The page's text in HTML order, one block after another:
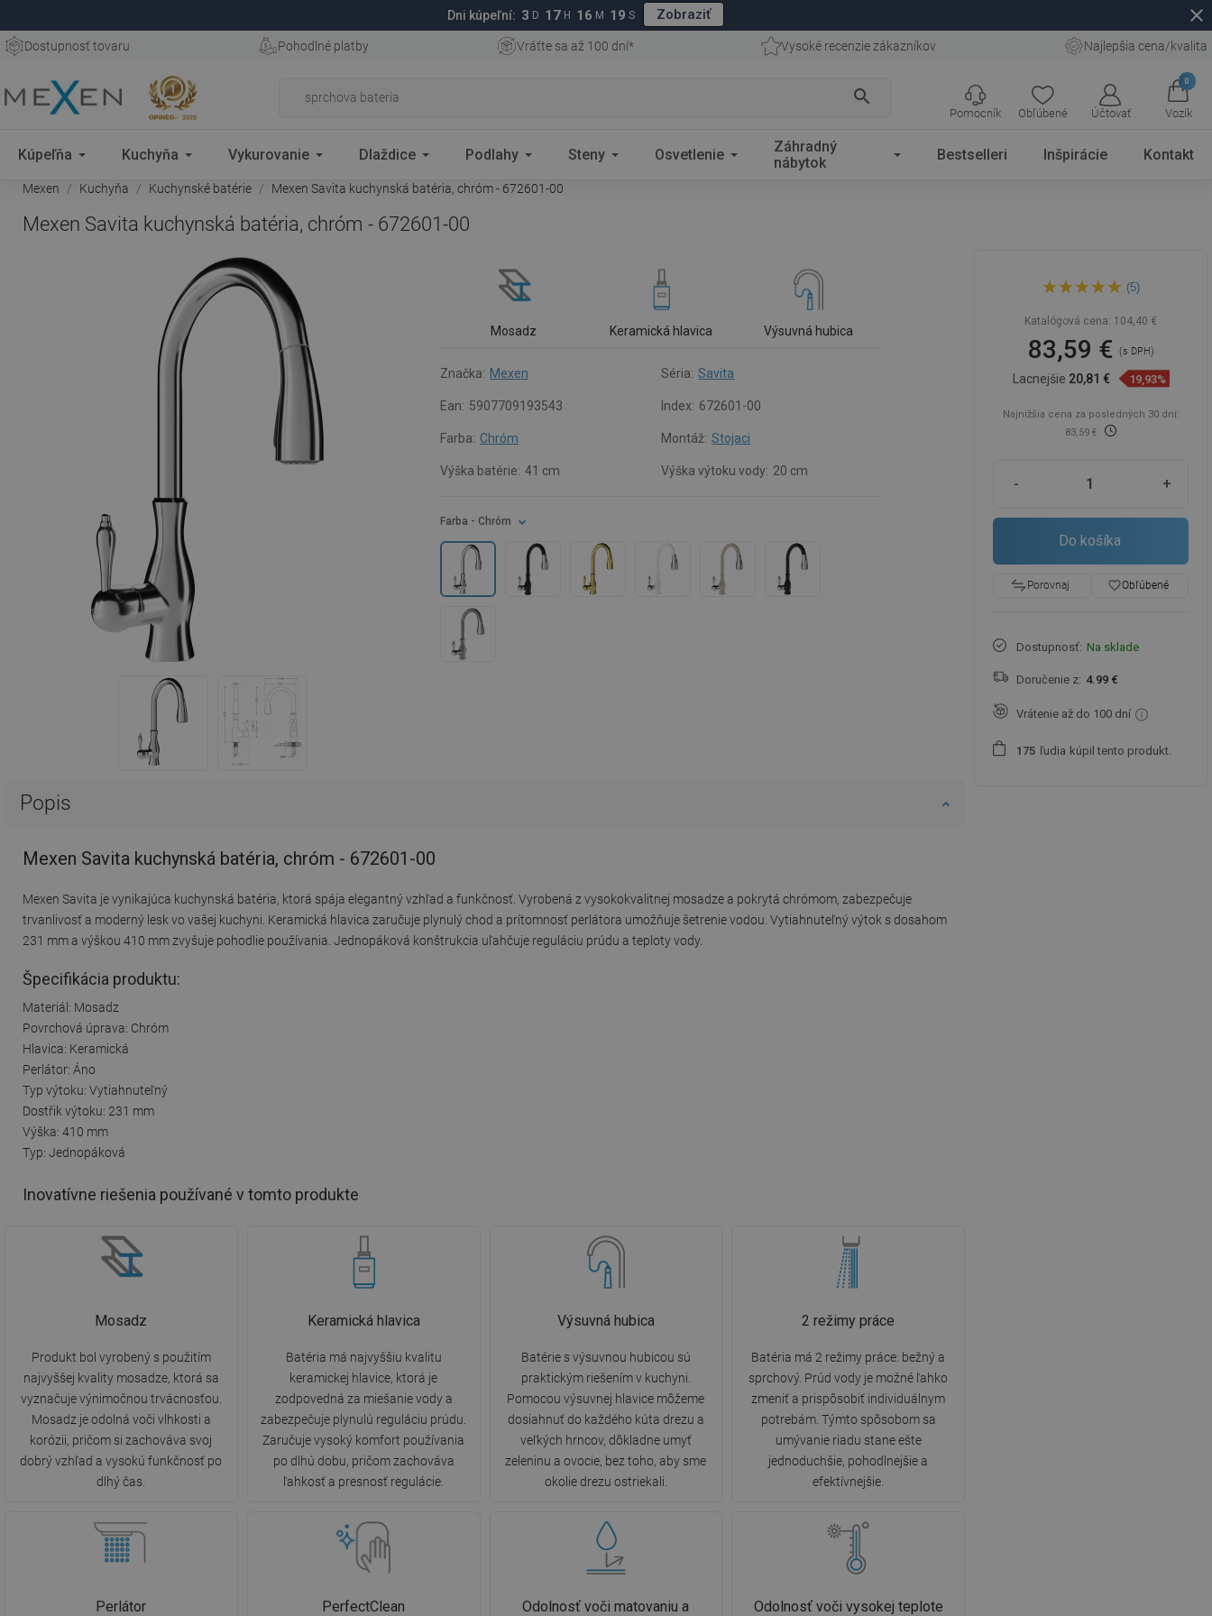
Dni kúpeľní: 3 D 17 H 16 M 18 S Zobraziť close
Dostupnosť tovaru Pohodlné platby Vráťte sa až 100 dní* Vysoké recenzie zákazníkov Najlepšia cena/kvalita
search
Obľúbené Účtovať
0
Vozík
Pomocník
Kúpeľňa Kuchyňa Vykurovanie Dlaždice Podlahy Steny Osvetlenie
Záhradný
nábytok
Bestselleri Inšpirácie Kontakt
Mexen Kuchyňa Kuchynské batérie Mexen Savita kuchynská batéria, chróm - 672601-00
Mexen Savita kuchynská batéria, chróm - 672601-00
Mosadz Keramická hlavica Výsuvná hubica
Značka: Mexen Séria: Savita
Ean: 5907709193543 Index: 672601-00
Farba: Chróm Montáž: Stojaci
Výška batérie: 41 cm Výška výtoku vody: 20 cm
Farba - Chróm
Popis
Mexen Savita kuchynská batéria, chróm - 672601-00
Mexen Savita je vynikajúca kuchynská batéria, ktorá spája elegantný vzhľad a funkčnosť. Vyrobená z vysokokvalitnej mosadze a pokrytá chrómom, zabezpečuje
trvanlivosť a moderný lesk vo vašej kuchyni. Keramická hlavica zaručuje plynulý chod a prítomnosť perlátora umožňuje šetrenie vodou. Vytiahnuteľný výtok s dosahom
231 mm a výškou 410 mm zvyšuje pohodlie používania. Jednopáková konštrukcia uľahčuje reguláciu prúdu a teploty vody.
Špecifikácia produktu:
Materiál: Mosadz
Povrchová úprava: Chróm
Hlavica: Keramická
Perlátor: Áno
Typ výtoku: Vytiahnuteľný
Dostřik výtoku: 231 mm
Výška: 410 mm
Typ: Jednopáková
Inovatívne riešenia používané v tomto produkte
Mosadz
Produkt bol vyrobený s použitím
najvyššej kvality mosadze, ktorá sa
vyznačuje výnimočnou trvácnosťou.
Mosadz je odolná voči vlhkosti a
korózii, pričom si zachováva svoj
dobrý vzhľad a vysokú funkčnosť po
dlhý čas.
Keramická hlavica
Batéria má najvyššiu kvalitu
keramickej hlavice, ktorá je
zodpovedná za miešanie vody a
zabezpečuje plynulú reguláciu prúdu.
Zaručuje vysoký komfort používania
po dlhú dobu, pričom zachováva
ľahkosť a presnosť regulácie.
Výsuvná hubica
Batérie s výsuvnou hubicou sú
praktickým riešením v kuchyni.
Pomocou výsuvnej hlavice môžeme
dosiahnuť do každého kúta drezu a
veľkých hrncov, dôkladne umyť
zeleninu a ovocie, bez toho, aby sme
okolie drezu ostriekali.
2 režimy práce
Batéria má 2 režimy práce: bežný a
sprchový. Prúd vody je možné ľahko
zmeniť a prispôsobiť individuálnym
potrebám. Týmto spôsobom sa
umývanie riadu stane ešte
jednoduchšie, pohodlnejšie a
efektívnejšie.
Perlátor PerfectClean
Odolnosť voči matovaniu a
Odolnosť voči vysokej teplote
Mexen Savita kuchynská
batéria, chróm - 672601-00
(5)
Katalógová cena: 104,40 €
83,59 € (s DPH)
Lacnejšie 20,81 € 19,93%
Najnižšia cena za posledných 30 dní:
83,59 €
- +
Do košíka
Porovnaj favorite_borderObľúbené
Dostupnosť: Na sklade
Doručenie z: 4.99 €
Vrátenie až do 100 dní
1 75 ľudia kúpil tento produkt.